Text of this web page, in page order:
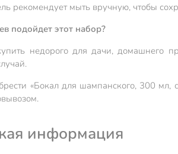
рекомендует мыть вручную, чтобы
подойдет этот набор?
недорого для дачи, домашнего
«Бокал для шампанского, 300
информация